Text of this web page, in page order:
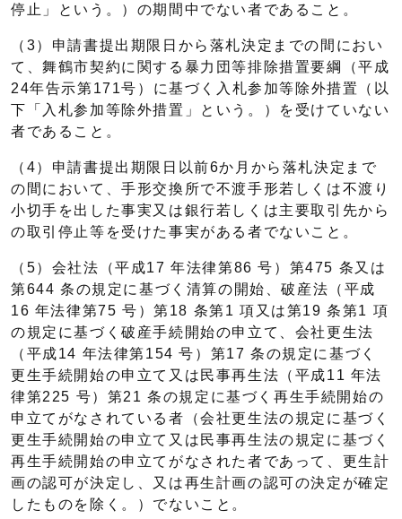
停止」という。）の期間中でない者であること。
（3）申請書提出期限日から落札決定までの間におい
て、舞鶴市契約に関する暴力団等排除措置要綱（平成
24年告示第171号）に基づく入札参加等除外措置（以
下「入札参加等除外措置」という。）を受けていない
者であること。
（4）申請書提出期限日以前6か月から落札決定まで
の間において、手形交換所で不渡手形若しくは不渡り
小切手を出した事実又は銀行若しくは主要取引先から
の取引停止等を受けた事実がある者でないこと。
（5）会社法（平成17 年法律第86 号）第475 条又は
第644 条の規定に基づく清算の開始、破産法（平成
16 年法律第75 号）第18 条第1 項又は第19 条第1 項
の規定に基づく破産手続開始の申立て、会社更生法
（平成14 年法律第154 号）第17 条の規定に基づく
更生手続開始の申立て又は民事再生法（平成11 年法
律第225 号）第21 条の規定に基づく再生手続開始の
申立てがなされている者（会社更生法の規定に基づく
更生手続開始の申立て又は民事再生法の規定に基づく
再生手続開始の申立てがなされた者であって、更生計
画の認可が決定し、又は再生計画の認可の決定が確定
したものを除く。）でないこと。